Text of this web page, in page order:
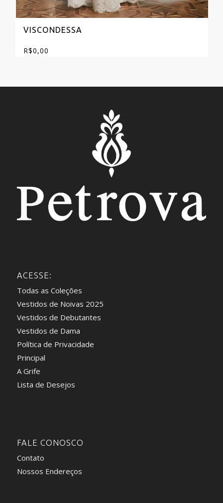
VISCONDESSA
R$0,00
ACESSE:
Todas as Coleções
Vestidos de Noivas 2025
Vestidos de Debutantes
Vestidos de Dama
Política de Privacidade
Principal
A Grife
Lista de Desejos
FALE CONOSCO
Contato
Nossos Endereços